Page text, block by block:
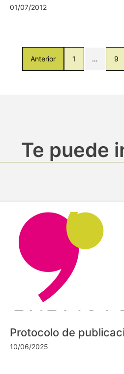
01/07/2012
Anterior 1 … 9
Te puede
Protocolo de
10/06/2025